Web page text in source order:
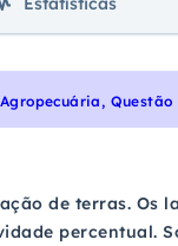
de terras.
percentual.